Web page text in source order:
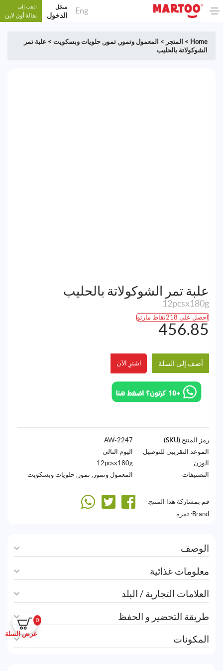
Eng سجَل
الدخول
اذهب إلى
بقالة أون لاين
0
عرض السلة
Home
> المتجر > المعمول وتمور , تمور , حلويات وبسكويت > علبة تمر
الشوكولاتة بالحليب
علبة تمر الشوكولاتة بالحليب
12pcsx180g
احصل على 218نقاط مارتو
456.85
أضف إلى السلة اشترِ الآن
رمز المنتج (SKU)
2247-AW
الموعد التقريبي للتوصيل
اليوم التالي
الوزن
12pcsx180g
التصنيفات
المعمول وتمور , تمور , حلويات وبسكويت
قم بمشاركة هذا المنتج:
Brand: تمرة
الوصف
معلومات غذائية
العلامات التجارية / البلد
طريقة التحضير و الحفظ
المكونات